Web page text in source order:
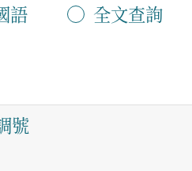
語 全文查詢
號